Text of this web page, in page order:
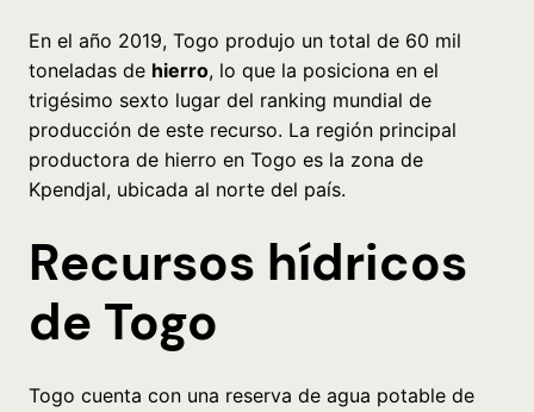
En el año 2019, Togo produjo un total de 60 mil
toneladas de hierro, lo que la posiciona en el
trigésimo sexto lugar del ranking mundial de
producción de este recurso. La región principal
productora de hierro en Togo es la zona de
Kpendjal, ubicada al norte del país.
Recursos hídricos
de Togo
Togo cuenta con una reserva de agua potable de